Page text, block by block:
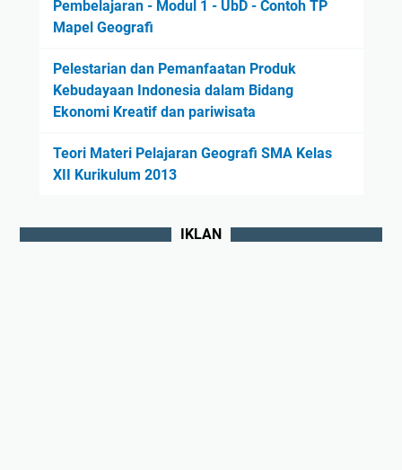
Pembelajaran - Modul 1 - UbD - Contoh TP
Mapel Geografi
Pelestarian dan Pemanfaatan Produk
Kebudayaan Indonesia dalam Bidang
Ekonomi Kreatif dan pariwisata
Teori Materi Pelajaran Geografi SMA Kelas
XII Kurikulum 2013
IKLAN